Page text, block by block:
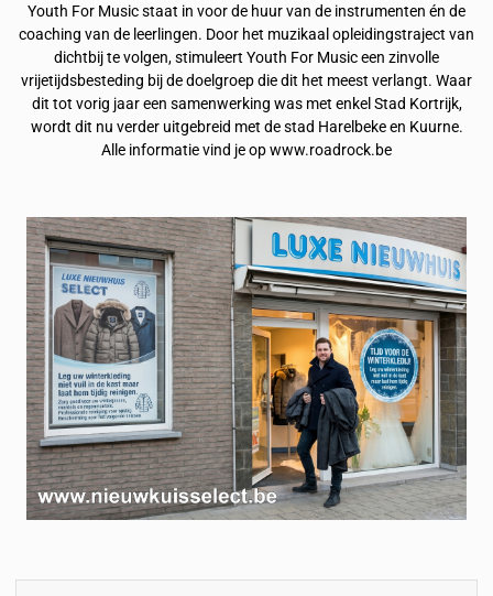
Youth For Music staat in voor de huur van de instrumenten én de
coaching van de leerlingen. Door het muzikaal opleidingstraject van
dichtbij te volgen, stimuleert Youth For Music een zinvolle
vrijetijdsbesteding bij de doelgroep die dit het meest verlangt. Waar
dit tot vorig jaar een samenwerking was met enkel Stad Kortrijk,
wordt dit nu verder uitgebreid met de stad Harelbeke en Kuurne.
Alle informatie vind je op www.roadrock.be